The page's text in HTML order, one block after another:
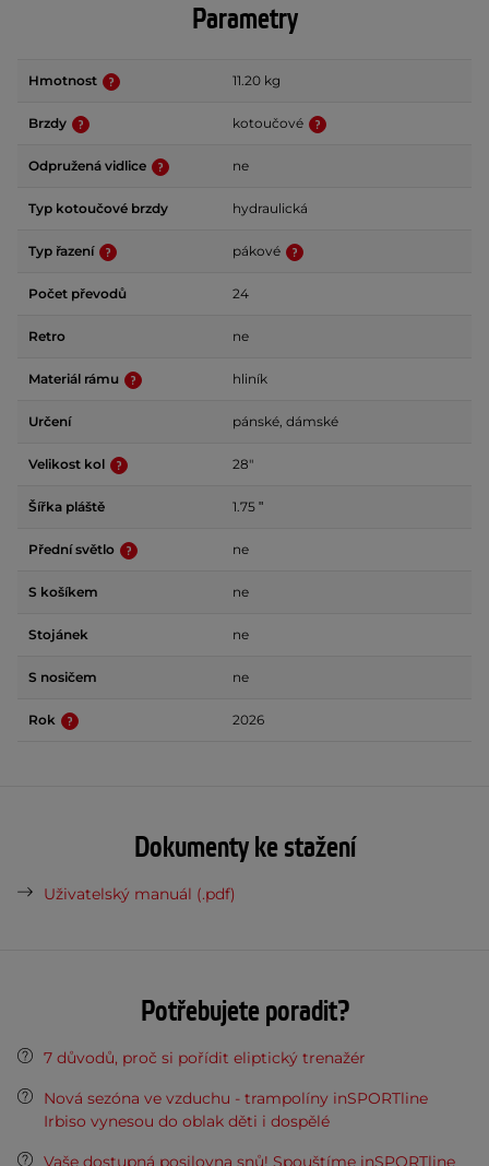
Parametry
Hmotnost 11.20 kg
Brzdy kotoučové
Odpružená vidlice ne
Typ kotoučové brzdy hydraulická
Typ řazení pákové
Počet převodů 24
Retro ne
Materiál rámu hliník
Určení pánské, dámské
Velikost kol 28"
Šířka pláště 1.75 ʺ
Přední světlo ne
S košíkem ne
Stojánek ne
S nosičem ne
Rok 2026
Dokumenty ke stažení
Uživatelský manuál (.pdf)
Potřebujete poradit?
7 důvodů, proč si pořídit eliptický trenažér
Nová sezóna ve vzduchu - trampolíny inSPORTline
Irbiso vynesou do oblak děti i dospělé
Vaše dostupná posilovna snů! Spouštíme inSPORTline